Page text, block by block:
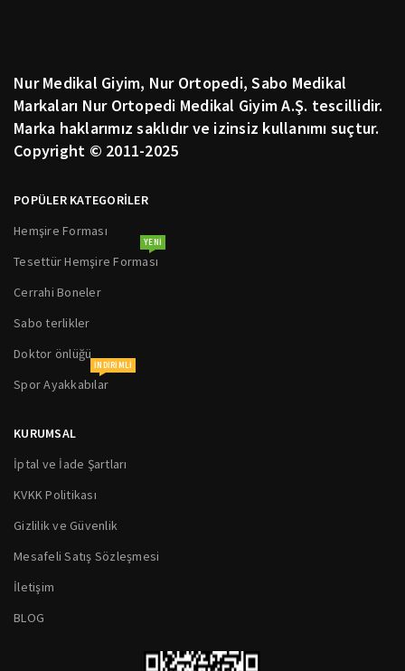
Nur Medikal Giyim, Nur Ortopedi, Sabo Medikal
Markaları Nur Ortopedi Medikal Giyim A.Ş. tescillidir.
Marka haklarımız saklıdır ve izinsiz kullanımı suçtur.
Copyright © 2011-2025
POPÜLER KATEGORİLER
Hemşire Forması
Tesettür Hemşire Forması
YENI
Cerrahi Boneler
Sabo terlikler
Doktor önlüğü
Spor Ayakkabılar
INDIRIMLI
KURUMSAL
İptal ve İade Şartları
KVKK Politikası
Gizlilik ve Güvenlik
Mesafeli Satış Sözleşmesi
İletişim
BLOG